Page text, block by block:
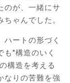
のが、一緒にサ
ゃんでした。
ートの形づく
も"構造のいく
構造を考える
なりの苦難を強